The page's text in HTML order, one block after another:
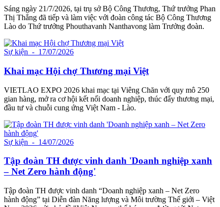
Sáng ngày 21/7/2026, tại trụ sở Bộ Công Thương, Thứ trưởng Phan
Thị Thắng đã tiếp và làm việc với đoàn công tác Bộ Công Thương
Lào do Thứ trưởng Phouthavanh Nanthavong làm Trưởng đoàn.
Sự kiện - 17/07/2026
Khai mạc Hội chợ Thương mại Việt
VIETLAO EXPO 2026 khai mạc tại Viêng Chăn với quy mô 250
gian hàng, mở ra cơ hội kết nối doanh nghiệp, thúc đẩy thương mại,
đầu tư và chuỗi cung ứng Việt Nam - Lào.
Sự kiện - 14/07/2026
Tập đoàn TH được vinh danh 'Doanh nghiệp xanh
– Net Zero hành động'
Tập đoàn TH được vinh danh “Doanh nghiệp xanh – Net Zero
hành động” tại Diễn đàn Năng lượng và Môi trường Thế giới – Việt